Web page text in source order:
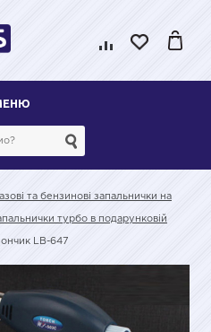
та бензинові запальнички на
турбо в подарунковій
LB-647